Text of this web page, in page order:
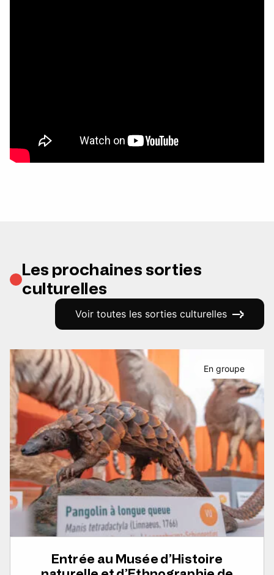
Les prochaines sorties
culturelles
Voir toutes les sorties culturelles
Entrée au Musée d’Histoire
En groupe